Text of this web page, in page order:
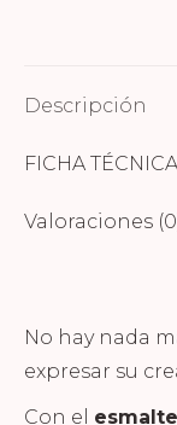
Descripción
FICHA
Valoraciones
No hay nada
expresar su
Con el